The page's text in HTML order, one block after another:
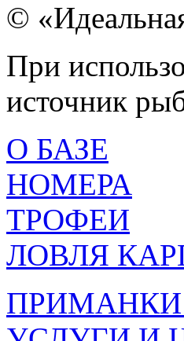
©
При
источник
О БАЗЕ
НОМЕРА
ТРОФЕИ
ЛОВЛЯ